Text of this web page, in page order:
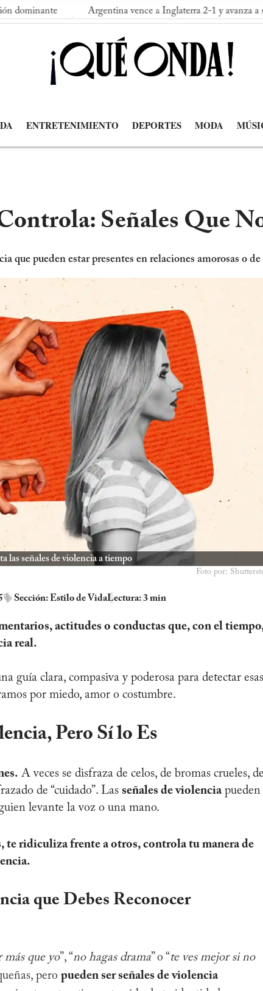
Argentina vence a Inglaterra 2-1 y avanza a su
ENTRETENIMIENTO DEPORTES MODA
Señales Que
que pueden estar presentes en relaciones amorosas o
las señales de violencia a tiempo
Foto por:
Sección:Estilo de VidaLectura: 3 min
actitudes o conductas que, con el
real.
guía clara, compasiva y poderosa para detectar esas
por miedo, amor o costumbre.
Pero Sí lo Es
A veces se disfraza de celos, de bromas crueles,
de “cuidado”. Las señales de violenciapueden
levante la voz o una mano.
te ridiculiza frente a otros, controla tu manera de
que Debes Reconocer
más que yo”, “no hagas drama” o “te ves mejor si no
pero pueden ser señales de violencia